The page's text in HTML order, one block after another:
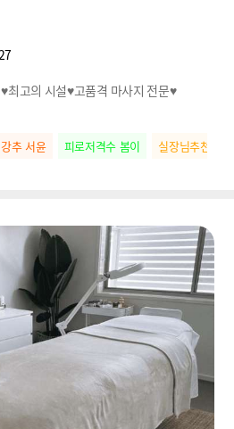
부산 서면 [오렌지스웨디시] ♥최고의 시설♥고품격 마사지 전문♥
추 서윤 피로저격수 봄이 실장님추천 하율